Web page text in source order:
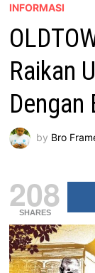
INFORMASI
Raikan
Dengan
by Bro
208
SHARES